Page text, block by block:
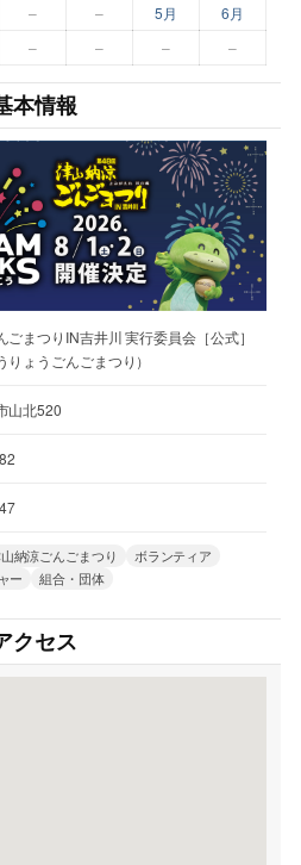
– – 5月
6月
– – – –
本情報
ごまつりIN吉井川 実行委員会［公式］
りょうごんごまつり）
山北520
納涼ごんごまつり
ボランティア
ー
組合・団体
クセス